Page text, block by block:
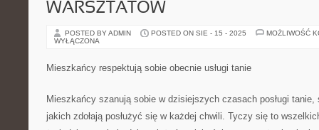
WARSZTATÓW
POSTED BY ADMIN POSTED ON SIE - 15 - 2025
MOŻLIWOŚĆ
WYŁĄCZONA
Mieszkańcy respektują sobie obecnie usługi tanie
Mieszkańcy szanują sobie w dzisiejszych czasach posługi
jakich zdołają posłużyć się w każdej chwili. Tyczy się to